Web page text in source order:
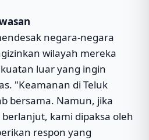
negara-negara
wilayah mereka
luar yang ingin
"Keamanan di Teluk
bersama. Namun, jika
kami dipaksa oleh
respon yang